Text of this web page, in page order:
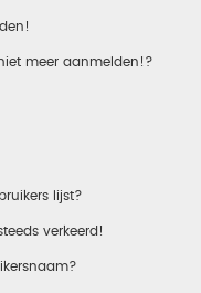
meer aanmelden!?
lijst?
verkeerd!